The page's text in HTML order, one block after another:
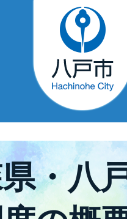
・八